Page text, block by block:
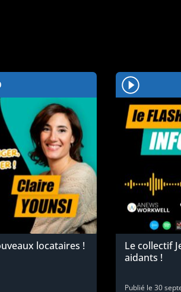
locataires !
Le collectif
aidants !
Publié le 30